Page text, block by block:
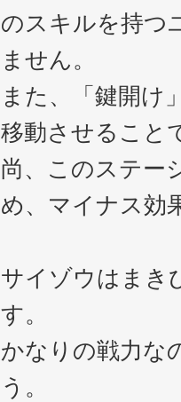
のスキルを持つ
ません。
また、「鍵開け
移動させること
尚、このステー
め、マイナス効
サイゾウはまき
す。
かなりの戦力な
う。